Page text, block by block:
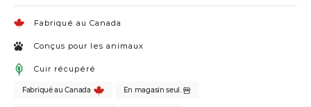
Fabriqué au Canada
Conçus pour les animaux
Cuir récupéré
Fabriqué au Canada En magasin seul.